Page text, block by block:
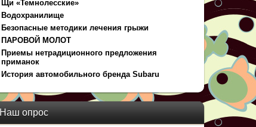
Щи «Темнолесские»
Водохранилище
Безопасные методики лечения грыжи
ПАРОВОЙ МОЛОТ
Приемы нетрадиционного предложения
приманок
История автомобильного бренда Subaru
Наш опрос